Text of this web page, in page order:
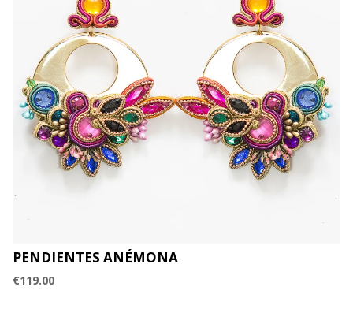
PENDIENTES ANÉMONA
€119.00